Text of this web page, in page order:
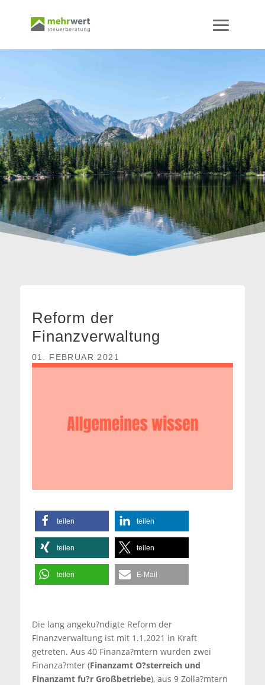
Reform der
Finanzverwaltung
01. FEBRUAR 2021
teilen teilen
teilen teilen
teilen E-Mail
Die lang angeku?ndigte Reform der
Finanzverwaltung ist mit 1.1.2021 in Kraft
getreten. Aus 40 Finanza?mtern wurden zwei
Finanza?mter (Finanzamt O?sterreich und
Finanzamt fu?r Großbetriebe), aus 9 Zolla?mtern